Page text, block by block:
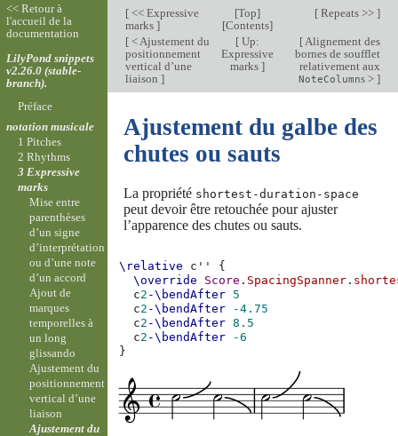
[<< Expressive
marks ]
[Top]
[Contents]
[Repeats >> ]
[< Ajustement du
positionnement
vertical d’une
liaison ]
[Up:
Expressive
marks ]
[Alignement des
bornes de soufflet
relativement aux
NoteColumns > ]
Ajustement du galbe des
chutes ou sauts
La propriété shortest-duration-space
peut devoir être retouchée pour ajuster
l’apparence des chutes ou sauts.
\relative c''
{
\override
Score . SpacingSpanner .
c2 -\bendAfter 5
c2 -\bendAfter
-4.75
c2 -\bendAfter 8.5
c2 -\bendAfter
-6
}
<< Retour à
l'accueil de la
documentation
LilyPond snippets
v2.26.0 (stable-
branch).
Préface
notation musicale
1 Pitches
2 Rhythms
3 Expressive
marks
Mise entre
parenthèses
d’un signe
d’interprétation
ou d’une note
d’un accord
Ajout de
marques
temporelles à
un long
glissando
Ajustement du
positionnement
vertical d’une
liaison
Ajustement du